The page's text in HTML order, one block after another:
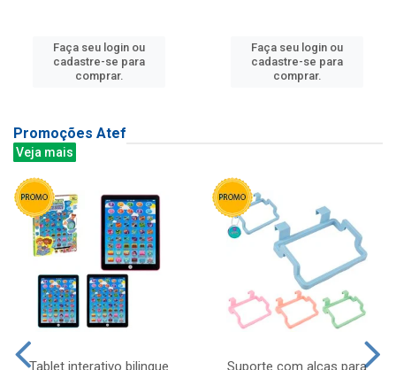
Faça seu login ou
cadastre-se para
comprar.
Faça seu login ou
cadastre-se para
comprar.
Promoções Atef
Veja mais
Tablet interativo bilingue
Suporte com alcas para